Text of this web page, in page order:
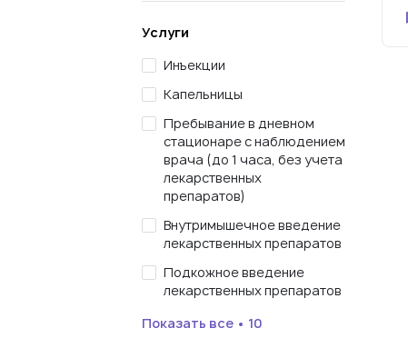
Услуги
Инъекции
Капельницы
Пребывание в дневном
стационаре с наблюдением
врача (до 1 часа, без учета
лекарственных
препаратов)
Внутримышечное введение
лекарственных препаратов
Подкожное введение
лекарственных препаратов
Показать все • 10